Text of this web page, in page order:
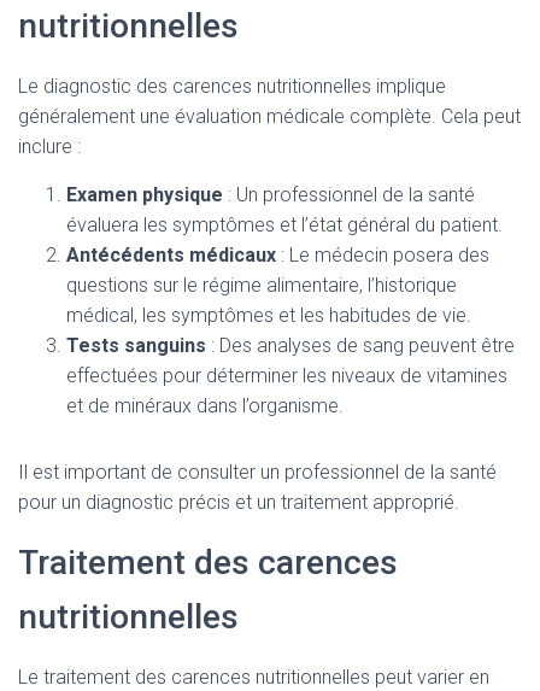
nutritionnelles
Le diagnostic des carences nutritionnelles implique
généralement une évaluation médicale complète. Cela peut
inclure :
Examen physique : Un professionnel de la santé
évaluera les symptômes et l’état général du patient.
Antécédents médicaux : Le médecin posera des
questions sur le régime alimentaire, l’historique
médical, les symptômes et les habitudes de vie.
Tests sanguins : Des analyses de sang peuvent être
effectuées pour déterminer les niveaux de vitamines
et de minéraux dans l’organisme.
Il est important de consulter un professionnel de la santé
pour un diagnostic précis et un traitement approprié.
Traitement des carences
nutritionnelles
Le traitement des carences nutritionnelles peut varier en